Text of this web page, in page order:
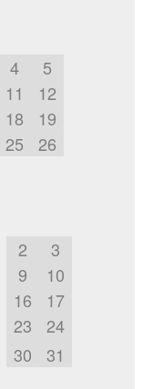
4
5
11
12
18
19
25
26
2
3
9
10
16
17
23
24
30 31